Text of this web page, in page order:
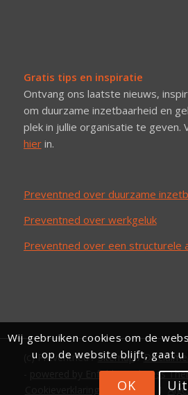
Gratis tips en inspiratie
Ontvang ons laatste nieuws,
om duurzame inzetbaarheid en
plek in jullie organisatie te geven.
hierin.
Preventned over duurzame
Preventned over werkgeluk
Preventned over een structurele
(c) Preventned /Sitemap/
powered by Enfold WordPress
Cookieverklaring Preventned
Wij gebruiken cookies om de
u op de website blijft, gaat u
OK